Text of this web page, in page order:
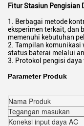
Fitur Stasiun Pengisian
1. Berbagai metode
eksperimen terkait, dan
memenuhi kebutuhan
2. Tampilan komunikasi
status baterai melalui
3. Protokol pengisi
Parameter Produk
Nama Produk
Tegangan masukan
Koneksi input daya AC